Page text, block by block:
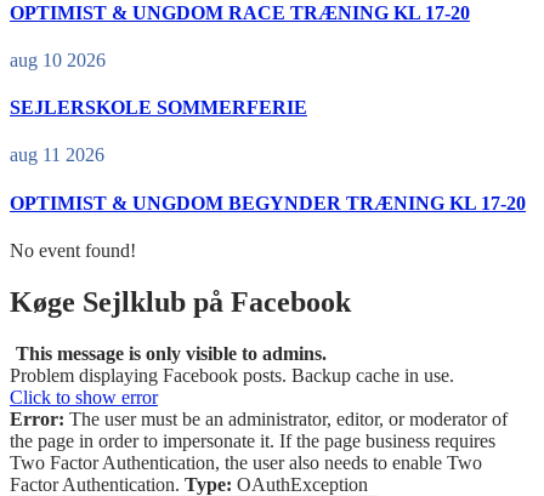
OPTIMIST & UNGDOM RACE TRÆNING KL 17-20
aug 10 2026
SEJLERSKOLE SOMMERFERIE
aug 11 2026
OPTIMIST & UNGDOM BEGYNDER TRÆNING KL 17-20
No event found!
Køge Sejlklub på Facebook
This message is only visible to admins.
Problem displaying Facebook posts. Backup cache in use.
Click to show error
Error: The user must be an administrator, editor, or moderator of
the page in order to impersonate it. If the page business requires
Two Factor Authentication, the user also needs to enable Two
Factor Authentication. Type: OAuthException